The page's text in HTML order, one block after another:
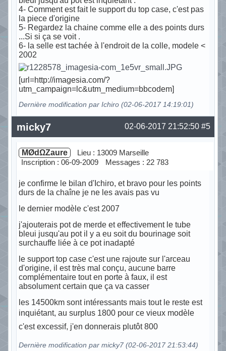
4- Comment est fait le support du top case, c'est pas
la piece d'origine
5- Regardez la chaine comme elle a des points durs
...Si si ça se voit .
6- la selle est tachée à l'endroit de la colle, modele <
2002
[url=http://imagesia.com/?
utm_campaign=lc&utm_medium=bbcodem]
Dernière modification par Ichiro (02-06-2017 14:19:01)
Hors ligne #5
02-06-2017 21:52:50
micky7
MØdΩZaure
Lieu : 13009 Marseille
Inscription : 06-09-2009
Messages : 22 783
je confirme le bilan d'Ichiro, et bravo pour les points
durs de la chaîne je ne les avais pas vu
le dernier modèle c'est 2007
j'ajouterais pot de merde et effectivement le tube
bleui jusqu'au pot il y a eu soit du bourinage soit
surchauffe liée à ce pot inadapté
le support top case c'est une rajoute sur l'arceau
d'origine, il est très mal conçu, aucune barre
complémentaire tout en porte à faux, il est
absolument certain que ça va casser
les 14500km sont intéressants mais tout le reste est
inquiétant, au surplus 1800 pour ce vieux modèle
c'est excessif, j'en donnerais plutôt 800
Dernière modification par micky7 (02-06-2017 21:53:44)